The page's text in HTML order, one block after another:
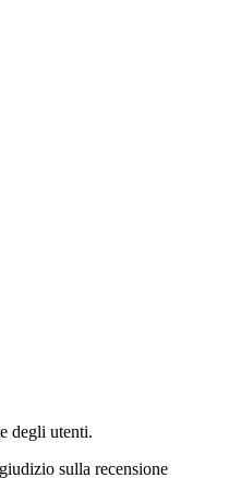
degli utenti.
sulla recensione